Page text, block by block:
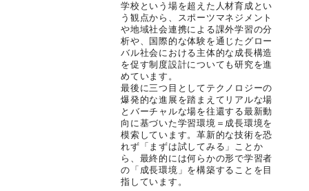
学校という場を超えた人材育成とい
う観点から、スポーツマネジメント
や地域社会連携による課外学習の分
析や、国際的な体験を通じたグロー
バル社会における主体的な成長構造
を促す制度設計についても研究を進
めています。
最後に三つ目としてテクノロジーの
爆発的な進展を踏まえてリアルな場
とバーチャルな場を往還する最新動
向に基づいた学習環境＝成長環境を
模索しています。革新的な技術を恐
れず「まずは試してみる」ことか
ら、最終的には何らかの形で学習者
の「成長環境」を構築することを目
指しています。